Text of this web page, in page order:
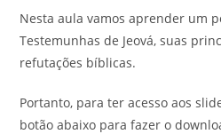
Nesta aula vamos aprender um
Testemunhas de Jeová, suas
refutações bíblicas.
Portanto, para ter acesso aos
botão abaixo para fazer o